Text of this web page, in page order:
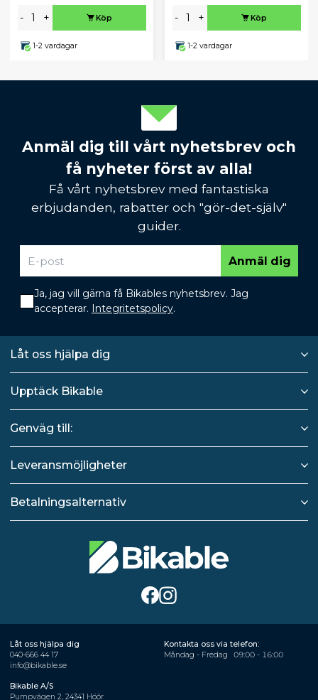
- + Köp
1-2 vardagar
- + Köp
1-2 vardagar
Anmäl dig till vårt nyhetsbrev och
få nyheter först av alla!
Få vårt nyhetsbrev med fantastiska
erbjudanden, rabatter och "gör-det-själv"
guider.
Anmäl dig
Ja, jag vill gärna få Bikables nyhetsbrev. Jag
accepterar. Integritetspolicy.
Låt oss hjälpa dig
Upptäck Bikable
Genväg till:
Leveransmöjligheter
Betalningsalternativ
Låt oss hjälpa dig
040-666 44 17
info@bikable.se
Kontakta oss via telefon:
Måndag - Fredag
09:00 - 16:00
Bikable A/S
Pumpvägen 2, 24341 Höör